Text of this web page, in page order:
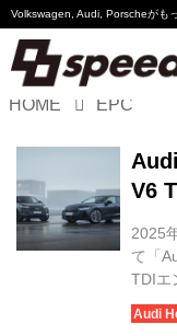
Volkswagen, Audi, Porscheがも
HOME EPC
V6
2025
て「
TDIエ
るこ